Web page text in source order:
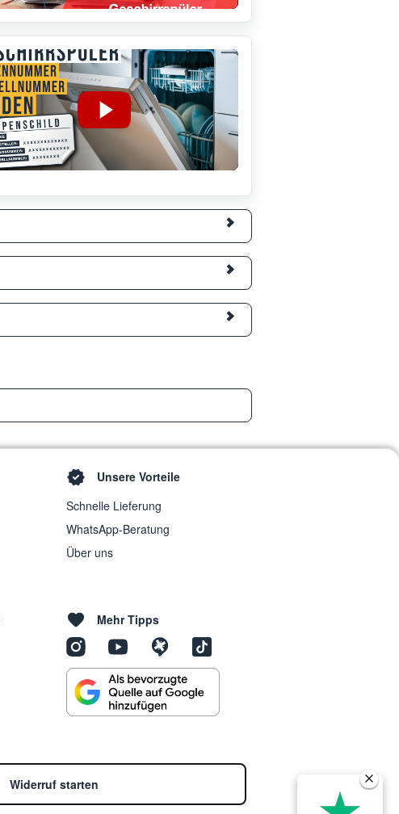
Unsere Vorteile
Schnelle Lieferung
WhatsApp-Beratung
Über uns
Mehr Tipps
Widerruf starten